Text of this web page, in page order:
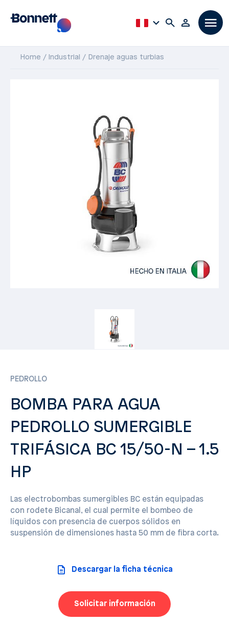
Home Industrial Drenaje aguas turbias
PEDROLLO
BOMBA PARA AGUA
PEDROLLO SUMERGIBLE
TRIFÁSICA BC 15/50-N – 1.5
HP
Las electrobombas sumergibles BC están equipadas
con rodete Bicanal, el cual permite el bombeo de
líquidos con presencia de cuerpos sólidos en
suspensión de dimensiones hasta 50 mm de fibra corta.
Descargar la ficha técnica
Solicitar información